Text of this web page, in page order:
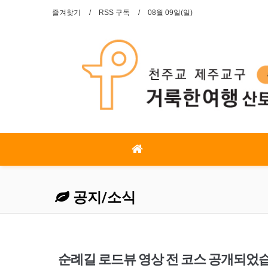
즐겨찾기 RSS 구독 08월 09일(일)
공지/소식
순례길 로드뷰 영상 전 코스 공개되었